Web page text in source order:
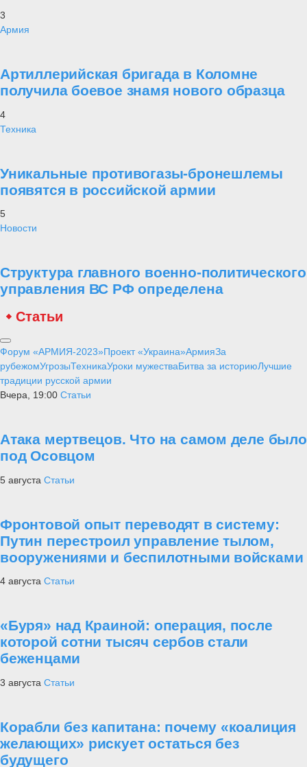
3
Армия
Артиллерийская бригада в Коломне
получила боевое знамя нового образца
4
Техника
Уникальные противогазы-бронешлемы
появятся в российской армии
5
Новости
Структура главного военно-политического
управления ВС РФ определена
Статьи
Форум «АРМИЯ-2023»Проект «Украина»АрмияЗа
рубежомУгрозыТехникаУроки мужестваБитва за историюЛучшие
традиции русской армии
Вчера, 19:00 Статьи
Атака мертвецов. Что на самом деле было
под Осовцом
5 августа Статьи
Фронтовой опыт переводят в систему:
Путин перестроил управление тылом,
вооружениями и беспилотными войсками
4 августа Статьи
«Буря» над Краиной: операция, после
которой сотни тысяч сербов стали
беженцами
3 августа Статьи
Корабли без капитана: почему «коалиция
желающих» рискует остаться без
будущего